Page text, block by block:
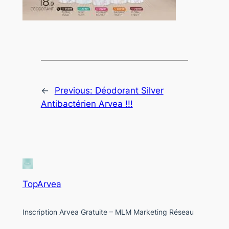
← Previous: Déodorant Silver
Antibactérien Arvea !!!
TopArvea
Inscription Arvea Gratuite – MLM Marketing Réseau